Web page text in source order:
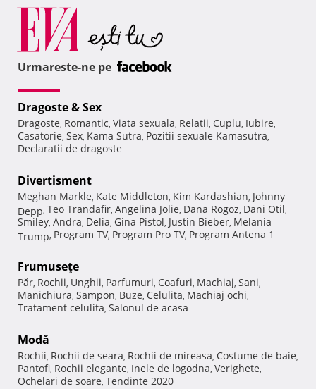
Urmareste-ne pe
Dragoste & Sex
Dragoste, Romantic, Viata sexuala, Relatii, Cuplu, Iubire,
Casatorie, Sex, Kama Sutra, Pozitii sexuale Kamasutra,
Declaratii de dragoste
Divertisment
Meghan Markle, Kate Middleton, Kim Kardashian, Johnny
Depp, Teo Trandafir, Angelina Jolie, Dana Rogoz, Dani Otil,
Smiley, Andra, Delia, Gina Pistol, Justin Bieber, Melania
Trump, Program TV, Program Pro TV, Program Antena 1
Frumuseţe
Păr, Rochii, Unghii, Parfumuri, Coafuri, Machiaj, Sani,
Manichiura, Sampon, Buze, Celulita, Machiaj ochi,
Tratament celulita, Salonul de acasa
Modă
Rochii, Rochii de seara, Rochii de mireasa, Costume de baie,
Pantofi, Rochii elegante, Inele de logodna, Verighete,
Ochelari de soare, Tendinte 2020